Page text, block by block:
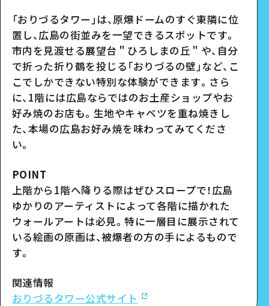
スポット詳細
「おりづるタワー」は、原爆ドームのすぐ東隣に位
置し、広島の街並みを一望できるスポットです。
市内を見渡せる展望台＂ひろしまの丘＂や、自分
で折った折り鶴を投じる「おりづるの壁」など、こ
こでしかできない特別な体験ができます。さら
に、 1階には広島ならではのお土産ショップやお
好み焼のお店も。生地やキャベツを重ね焼きし
た、本場の広島お好み焼を味わってみてくださ
い。
POINT
上階から 1階へ降りる際はぜひスロープで！広島
ゆかりのアーティストによって各階に描かれた
ウォールアートは必見。特に一層目に展示されて
いる絵画の原画は、被爆者の方の手によるもので
す。
関連情報
おりづるタワー公式サイト